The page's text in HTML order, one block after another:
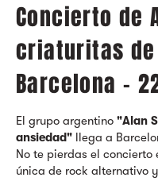
Concierto de
criaturitas
Barcelona -
El grupo argentino "Alan
ansiedad" llega a
No te pierdas el concierto
única de rock alternativo